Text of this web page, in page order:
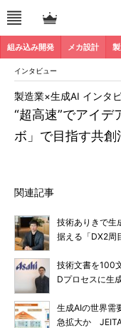
組み込み開発 メカ設計
インタビュー
“超高速”でアイ
ボ」で目指す共創
製造業×生成AI インタ
関連記事
技術ありきで生
据える「DX2周
技術文書を100
Dプロセスに生
生成AIの世界需
急拡大か